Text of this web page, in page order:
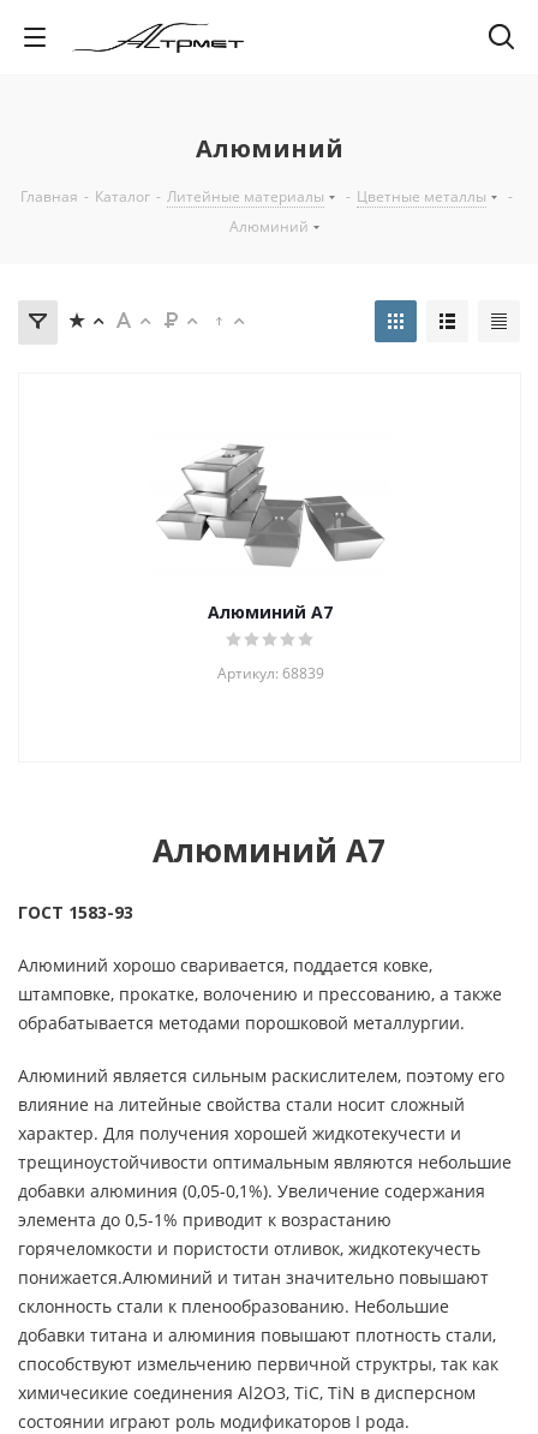
Алюминий
Главная - Каталог - Литейные материалы - Цветные металлы
-
Алюминий
Алюминий А7
Артикул: 68839
Алюминий А7
ГОСТ 1583-93
Алюминий хорошо сваривается, поддается ковке,
штамповке, прокатке, волочению и прессованию, а также
обрабатывается методами порошковой металлургии.
Алюминий является сильным раскислителем, поэтому его
влияние на литейные свойства стали носит сложный
характер. Для получения хорошей жидкотекучести и
трещиноустойчивости оптимальным являются небольшие
добавки алюминия (0,05-0,1%). Увеличение содержания
элемента до 0,5-1% приводит к возрастанию
горячеломкости и пористости отливок, жидкотекучесть
понижается.Алюминий и титан значительно повышают
склонность стали к пленообразованию. Небольшие
добавки титана и алюминия повышают плотность стали,
способствуют измельчению первичной структры, так как
химичесикие соединения Al2O3, TiC, TiN в дисперсном
состоянии играют роль модификаторов I рода.